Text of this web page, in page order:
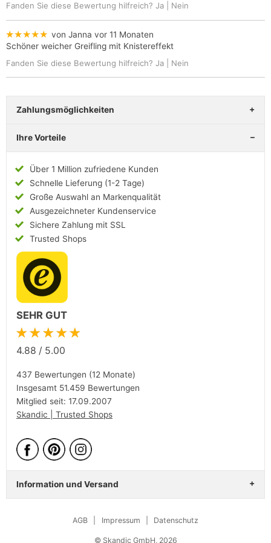
Fanden Sie diese Bewertung hilfreich? Ja Nein
★★★★★ von Janna vor 11 Monaten
Schöner weicher Greifling mit Knistereffekt
Fanden Sie diese Bewertung hilfreich? Ja Nein
Zahlungsmöglichkeiten
Ihre Vorteile
Über 1 Million zufriedene Kunden
Schnelle Lieferung (1-2 Tage)
Große Auswahl an Markenqualität
Ausgezeichneter Kundenservice
Sichere Zahlung mit SSL
Trusted Shops
SEHR GUT
★★★★★
4.88 / 5.00
437 Bewertungen (12 Monate)
Insgesamt 51.459 Bewertungen
Mitglied seit: 17.09.2007
Skandic | Trusted Shops
Information und Versand
AGB Impressum Datenschutz
© Skandic GmbH, 2026